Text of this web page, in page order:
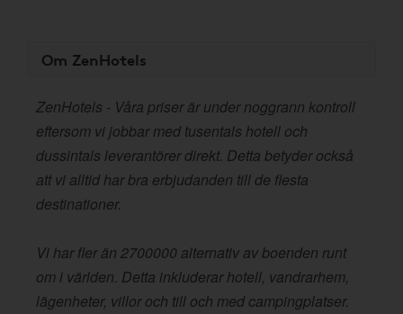
Om ZenHotels
ZenHotels - Våra priser är under noggrann kontroll
eftersom vi jobbar med tusentals hotell och
dussintals leverantörer direkt. Detta betyder också
att vi alltid har bra erbjudanden till de flesta
destinationer.
Vi har fler än 2700000 alternativ av boenden runt
om i världen. Detta inkluderar hotell, vandrarhem,
lägenheter, villor och till och med campingplatser.